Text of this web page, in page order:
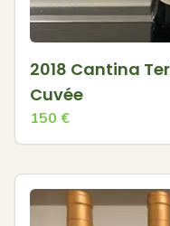
2018 Cantina
Cuvée
150 €